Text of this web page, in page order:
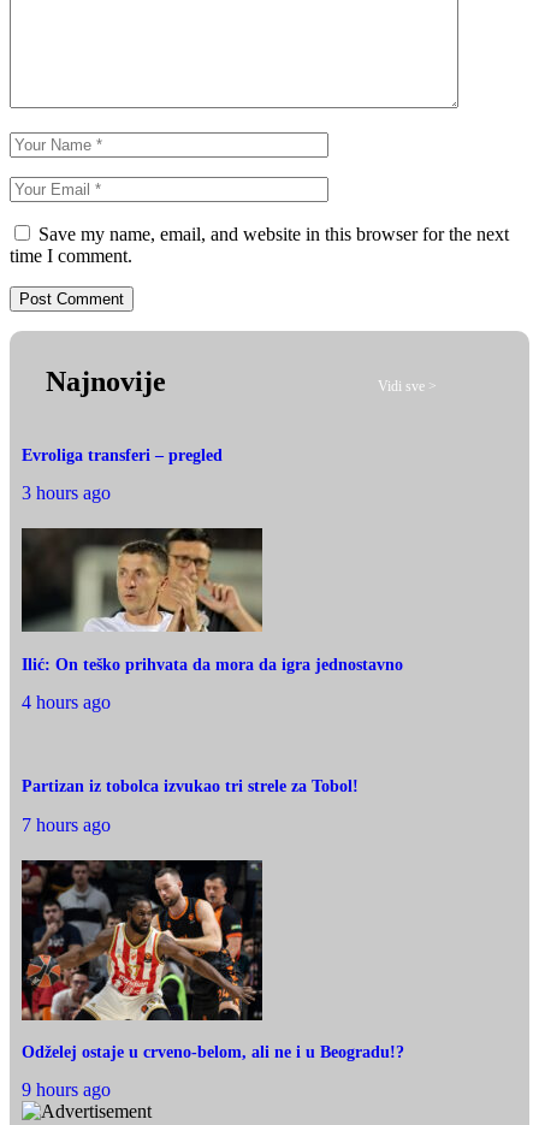
Save my name, email, and website in this browser for the next
time I comment.
Najnovije Vidi sve >
Evroliga transferi – pregled
3 hours ago
Ilić: On teško prihvata da mora da igra jednostavno
4 hours ago
Partizan iz tobolca izvukao tri strele za Tobol!
7 hours ago
Odželej ostaje u crveno-belom, ali ne i u Beogradu!?
9 hours ago